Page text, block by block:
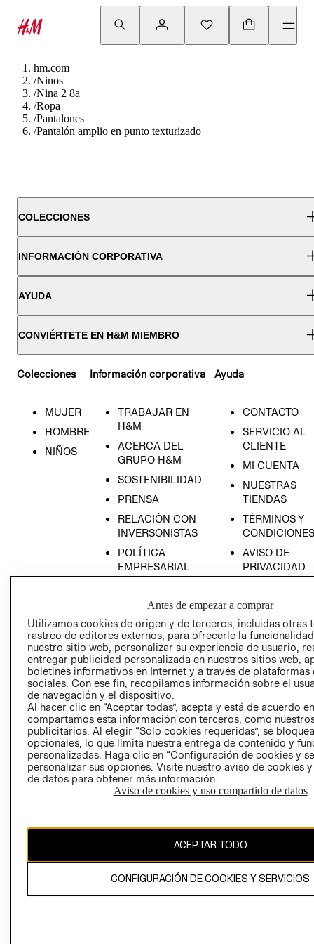
hm.com
/Ninos
/Nina 2 8a
/Ropa
/Pantalones
/Pantalón amplio en punto texturizado
COLECCIONES
INFORMACIÓN CORPORATIVA
AYUDA
CONVIÉRTETE EN H&M MIEMBRO
Colecciones
MUJER
HOMBRE
NIÑOS
Información corporativa
TRABAJAR EN
H&M
ACERCA DEL
GRUPO H&M
SOSTENIBILIDAD
PRENSA
RELACIÓN CON
INVERSONISTAS
POLÍTICA
EMPRESARIAL
Ayuda
CONTACTO
SERVICIO AL
CLIENTE
MI CUENTA
NUESTRAS
TIENDAS
TÉRMINOS Y
CONDICIONES
AVISO DE
PRIVACIDAD
AVISO DE
COOKIES
LIBRO DE
Ecuador ($)
CAMBIAR REGIÓN
El contenido de esta página web está protegido por copyright y es
propiedad de H&M Hennes & Mauritz AB.
Antes de empezar a comprar
Utilizamos cookies de origen y de terceros, incluidas otras
rastreo de editores externos, para ofrecerle la
nuestro sitio web, personalizar su experiencia de usuario,
entregar publicidad personalizada en nuestros sitios web,
boletines informativos en Internet y a través de plataformas
sociales. Con ese fin, recopilamos información sobre el
de navegación y el dispositivo.
Al hacer clic en “Aceptar todas”, acepta y está de acuerdo
compartamos esta información con terceros, como
publicitarios. Al elegir “Solo cookies requeridas”, se
opcionales, lo que limita nuestra entrega de contenido y
personalizadas. Haga clic en “Configuración de cookies y
personalizar sus opciones. Visite nuestro aviso de cookies
de datos para obtener más información.
Aviso de cookies y uso compartido de datos
ACEPTAR TODO
CONFIGURACIÓN DE COOKIES Y SERVICIOS